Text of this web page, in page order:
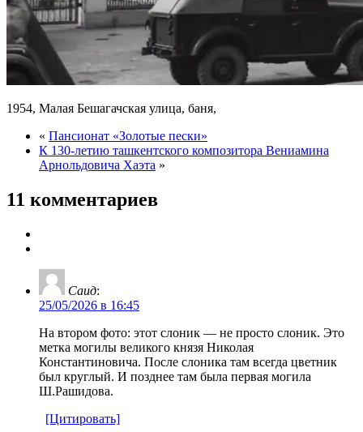
1954, Малая Бешагачская улица, баня,
« Пансионат «Золотые пески»
К 130-летию ташкентского композитора Вениамина
Арнольдовича Хаэта »
11 комментариев
Саид:
25/05/2026 в 16:45
На втором фото: этот слоник — не просто слоник. Это
метка могилы великого князя Николая
Константиновича. После слоника там всегда цветник
был круглый. И позднее там была первая могила
Ш.Рашидова.
[Цитировать]